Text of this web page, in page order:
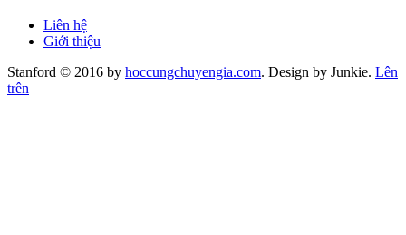
Liên hệ
Giới thiệu
Stanford © 2016 by hoccungchuyengia.com. Design by Junkie. Lên
trên